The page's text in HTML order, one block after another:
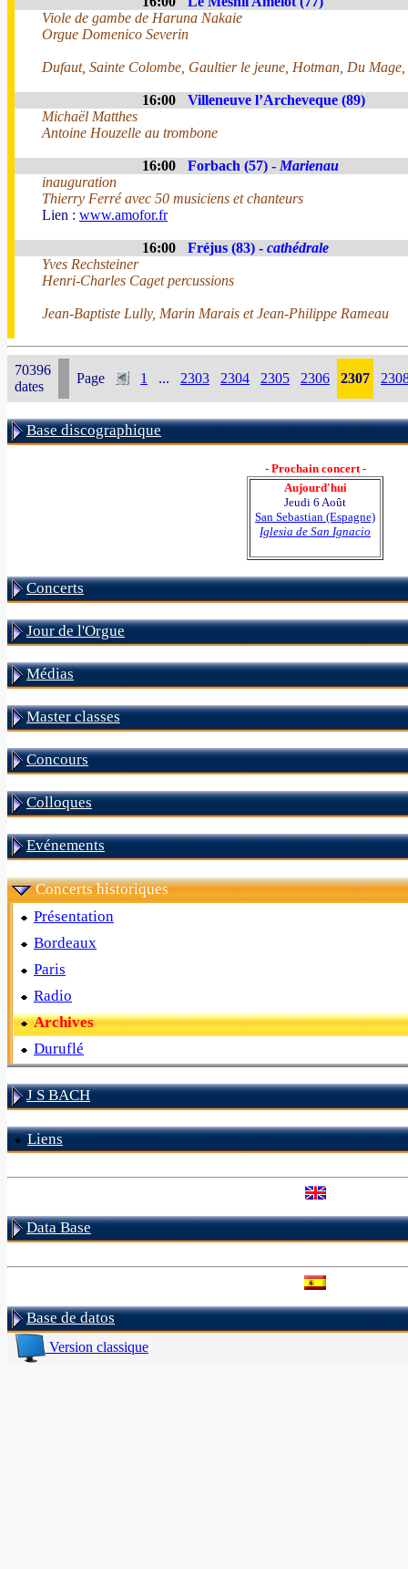
Viole de gambe de Haruna Nakaie
Orgue Domenico Severin
Dufaut, Sainte Colombe, Gaultier le jeune, Hotman, Du
16:00
Villeneuve l’Archeveque (89)
Michaël Matthes
Antoine Houzelle au trombone
16:00 Forbach (57) - Marienau
inauguration
Thierry Ferré avec 50 musiciens et chanteurs
Lien : www.amofor.fr
16:00 Fréjus (83) - cathédrale
Yves Rechsteiner
Henri-Charles Caget percussions
Jean-Baptiste Lully, Marin Marais et Jean-Philippe Rameau
70396
dates
Page 1 ... 2303 2304 2305 2306 2307
Base discographique
- Prochain concert -
Aujourd'hui
Jeudi 6 Août
San Sebastian (Espagne)
Iglesia de San Ignacio
Concerts
Jour de l'Orgue
Médias
Master classes
Concours
Colloques
Evénements
Concerts historiques
Présentation
Bordeaux
Paris
Radio
Archives
Duruflé
J S BACH
Liens
Data Base
Base de datos
Version classique